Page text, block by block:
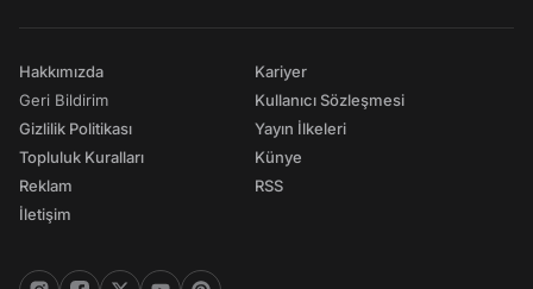
Hakkımızda
Geri Bildirim
Gizlilik Politikası
Topluluk Kuralları
Reklam
İletişim
Kariyer
Kullanıcı Sözleşmesi
Yayın İlkeleri
Künye
RSS